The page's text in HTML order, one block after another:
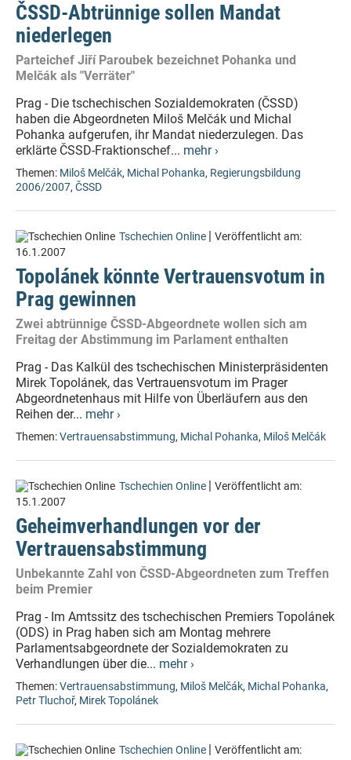
ČSSD-Abtrünnige sollen Mandat
niederlegen
Parteichef Jiří Paroubek bezeichnet Pohanka und
Melčák als "Verräter"
Prag - Die tschechischen Sozialdemokraten (ČSSD)
haben die Abgeordneten Miloš Melčák und Michal
Pohanka aufgerufen, ihr Mandat niederzulegen. Das
erklärte ČSSD-Fraktionschef... mehr ›
Themen: Miloš Melčák, Michal Pohanka, Regierungsbildung
2006/2007, ČSSD
Tschechien Online | Veröffentlicht am:
16.1.2007
Topolánek könnte Vertrauensvotum in
Prag gewinnen
Zwei abtrünnige ČSSD-Abgeordnete wollen sich am
Freitag der Abstimmung im Parlament enthalten
Prag - Das Kalkül des tschechischen Ministerpräsidenten
Mirek Topolánek, das Vertrauensvotum im Prager
Abgeordnetenhaus mit Hilfe von Überläufern aus den
Reihen der... mehr ›
Themen:Vertrauensabstimmung, Michal Pohanka, Miloš Melčák
Tschechien Online | Veröffentlicht am:
15.1.2007
Geheimverhandlungen vor der
Vertrauensabstimmung
Unbekannte Zahl von ČSSD-Abgeordneten zum Treffen
beim Premier
Prag - Im Amtssitz des tschechischen Premiers Topolánek
(ODS) in Prag haben sich am Montag mehrere
Parlamentsabgeordnete der Sozialdemokraten zu
Verhandlungen über die... mehr ›
Themen:Vertrauensabstimmung, Miloš Melčák, Michal Pohanka,
Petr Tluchoř, Mirek Topolánek
Tschechien Online | Veröffentlicht am: